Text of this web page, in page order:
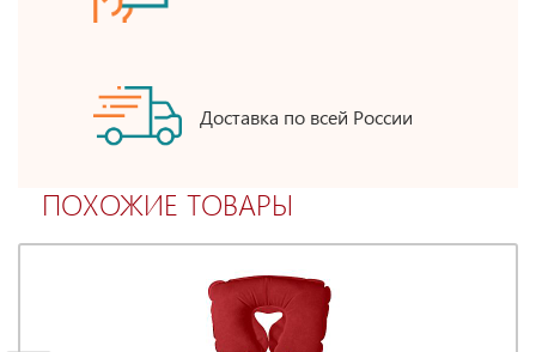
Доставка по всей России
ПОХОЖИЕ ТОВАРЫ